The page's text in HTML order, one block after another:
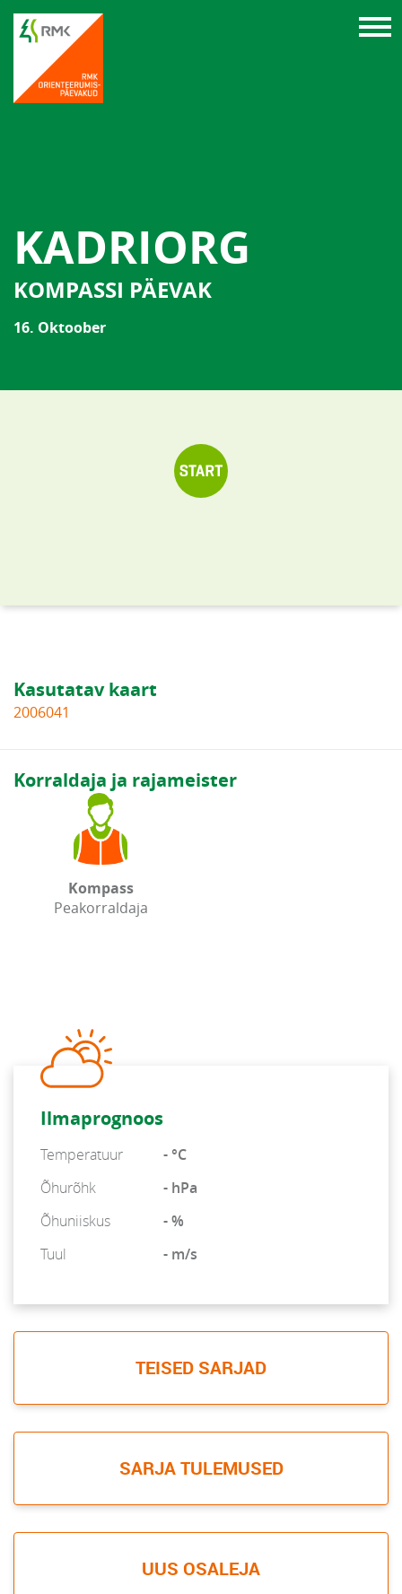
KADRIORG
KOMPASSI PÄEVAK
16. Oktoober
Kasutatav kaart
2006041
Korraldaja ja rajameister
Kompass
Peakorraldaja
Ilmaprognoos
Temperatuur
- °C
Õhurõhk
- hPa
Õhuniiskus
- %
Tuul
- m/s
TEISED SARJAD
SARJA TULEMUSED
UUS OSALEJA